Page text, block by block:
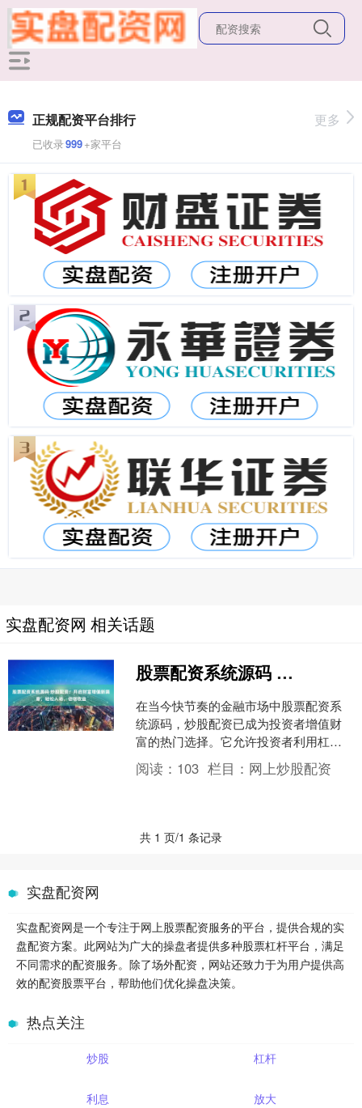
正规配资平台排行
已收录999+家平台
更多
实盘配资网 相关话题
股票配资系统源码 炒股配资：开启财富增值新篇章，轻松入场，倍增收益
在当今快节奏的金融市场中股票配资系
统源码，炒股配资已成为投资者增值财
富的热门选择。它允许投资者利用杠杆
效应，放大收益潜力，同时降低风险。
通过在线股票配资，投资....
阅读： 103 栏目： 网上炒股配资
共 1 页/1 条记录
实盘配资网
实盘配资网是一个专注于网上股票配资服务的平台，提供合规的实
盘配资方案。此网站为广大的操盘者提供多种股票杠杆平台，满足
不同需求的配资服务。除了场外配资，网站还致力于为用户提供高
效的配资股票平台，帮助他们优化操盘决策。
热点关注
炒股 杠杆
利息 放大